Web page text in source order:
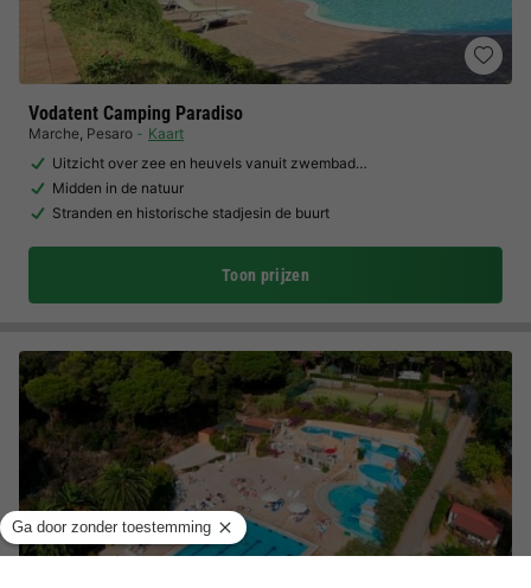
Vodatent Camping Paradiso
Marche, Pesaro
Kaart
Uitzicht over zee en heuvels vanuit zwembad…
Midden in de natuur
Stranden en historische stadjesin de buurt
Toon prijzen